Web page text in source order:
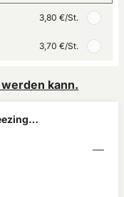
3,80 €/St.
3,70 €/St.
kann.